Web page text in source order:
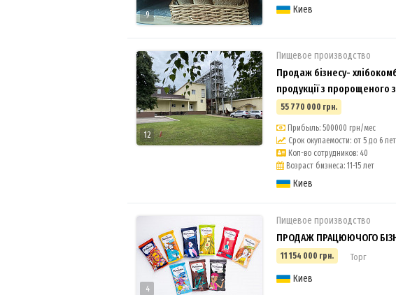
9 Киев
12
Пищевое производство
Продаж бізнесу-
продукції з пророщеного
55 770 000 грн.
Прибыль: 500000 грн/мес
Срок окупаемости: от 5 до 6 лет
Кол-во сотрудников: 40
Возраст бизнеса: 11-15 лет
Киев
4
Пищевое производство
ПРОДАЖ ПРАЦЮЮЧОГО
11 154 000 грн. Торг
Киев